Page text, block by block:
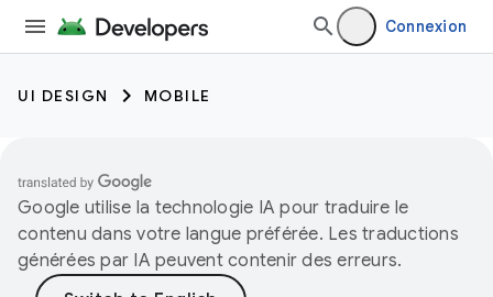
Connexion
UI DESIGN MOBILE
Google utilise la technologie IA pour traduire le
contenu dans votre langue préférée. Les traductions
générées par IA peuvent contenir des erreurs.